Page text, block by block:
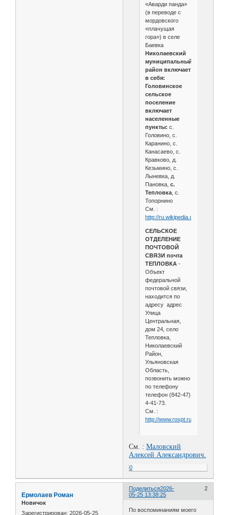
«Аварди панда»
(в переводе с
мордовского
«плачущая
гора») в селе
Баевка
Николаевский
муниципальный
район включает
в себя:
Головинское
сельское
поселение
включает
населенные
пункты: с.
Головино, с.
Каранино, с.
Канасаево, с.
Кравково, д.
Кезьмино, с.
Лыневка, д.
Пановка, с.
Тепловка, с.
Топорнино
См. :
http://ru.wikipedia.org/wiki/
СЕЛЬСКОЕ
ОТДЕЛЕНИЕ
ПОЧТОВОЙ
СВЯЗИ почта
ТЕПЛОВКА-
Объект
федеральной
почтовой связи,
находится по
адресу адрес
Улица
Центральная,
дом 24, село
Тепловка,
Николаевский
Район,
Ульяновская
Область,
позвонить можно
по телефону
телефон (842-47)
4-41-73.
См. :
http://www.rospt.ru/
См. :Маловский
Алексей Александрович.
0
Поделиться 2
2026-
05-25 13:38:25
Ермолаев Роман
Новичок
Зарегистрирован: 2026-05-25
По воспоминаниям моего